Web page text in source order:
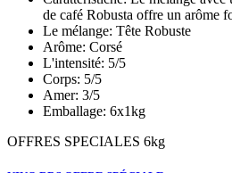
de café Robusta offre un arôme
Le mélange: Tête Robuste
Arôme: Corsé
L'intensité: 5/5
Corps: 5/5
Amer: 3/5
Emballage: 6x1kg
OFFRES SPECIALES 6kg